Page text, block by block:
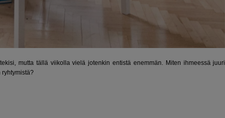
mutta tällä viikolla vielä jotenkin entistä enemmän. Miten ihmeessä juuri
ryhtymistä?